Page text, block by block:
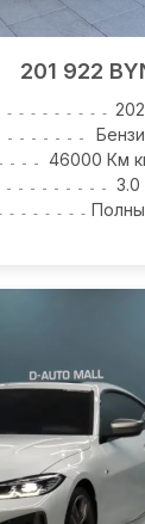
201 922
46000 Км
3.0